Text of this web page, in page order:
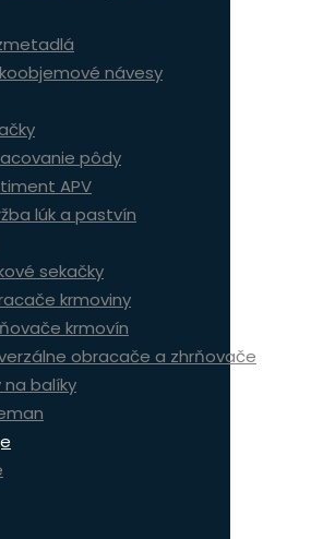
návesy
pôdy
APV
lúk a pastvín
sekačky
krmoviny
krmovín
obracače a zhrňovače
na balíky